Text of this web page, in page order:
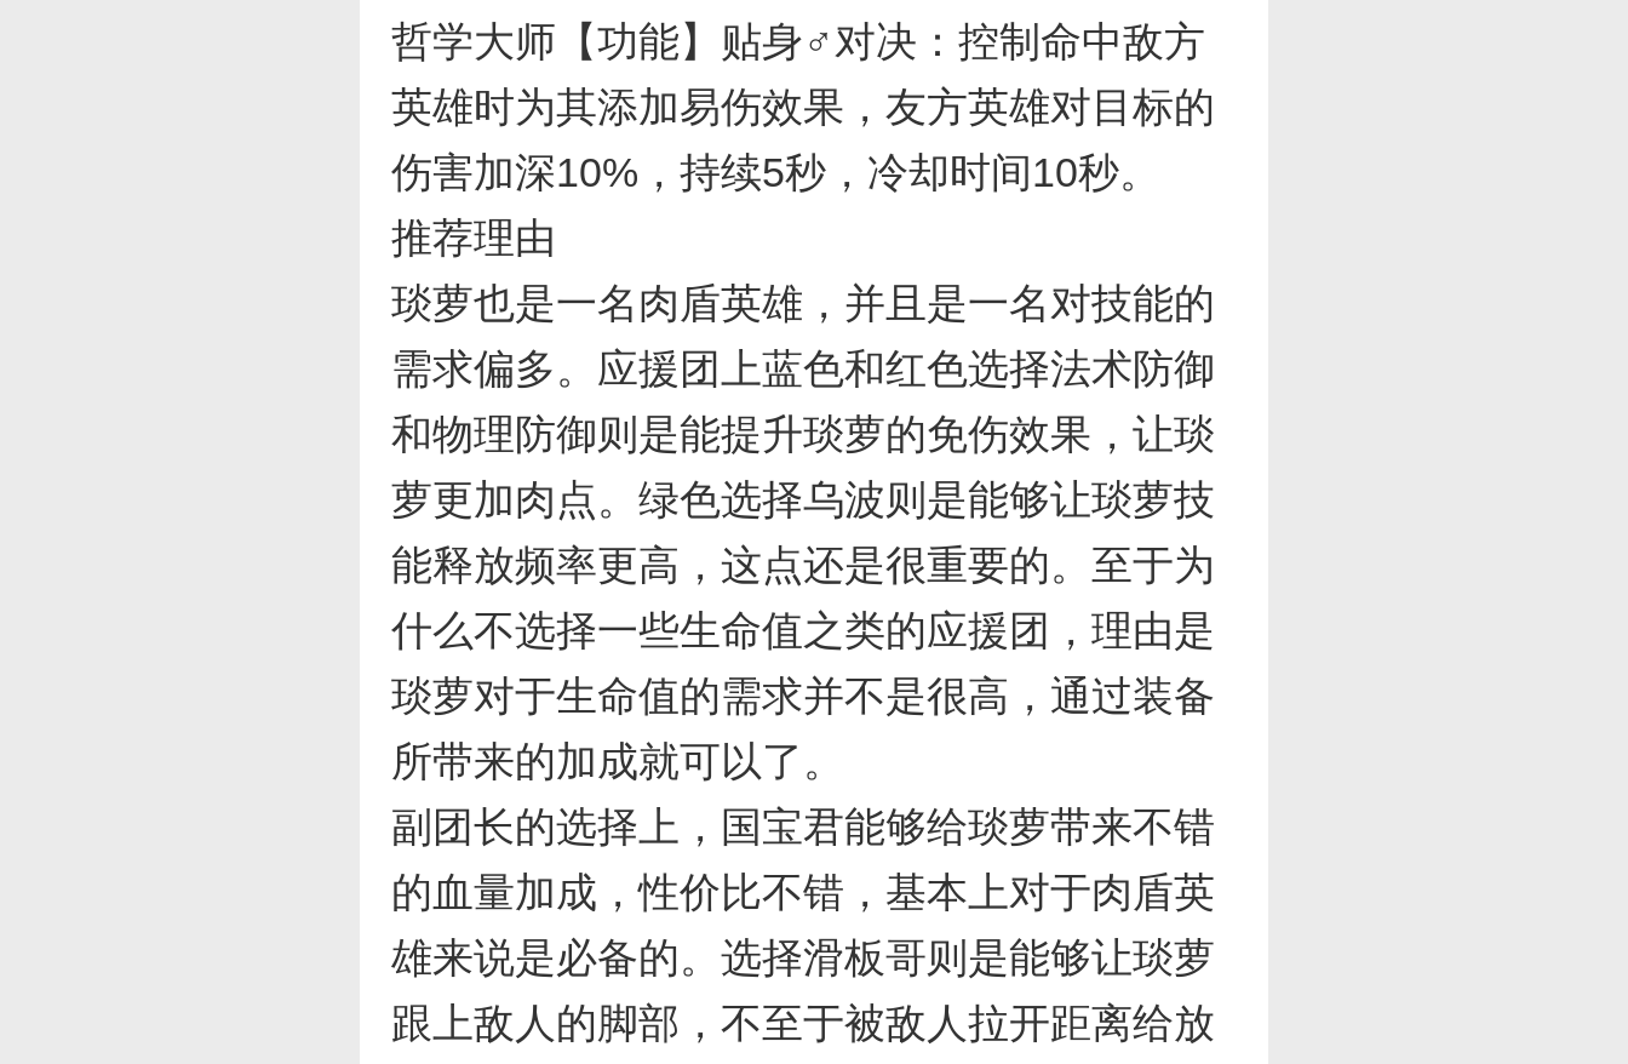
哲学大师【功能】贴身♂对决：控制命中敌方
英雄时为其添加易伤效果，友方英雄对目标的
伤害加深10%，持续5秒，冷却时间10秒。
推荐理由
琰萝也是一名肉盾英雄，并且是一名对技能的
需求偏多。应援团上蓝色和红色选择法术防御
和物理防御则是能提升琰萝的免伤效果，让琰
萝更加肉点。绿色选择乌波则是能够让琰萝技
能释放频率更高，这点还是很重要的。至于为
什么不选择一些生命值之类的应援团，理由是
琰萝对于生命值的需求并不是很高，通过装备
所带来的加成就可以了。
副团长的选择上，国宝君能够给琰萝带来不错
的血量加成，性价比不错，基本上对于肉盾英
雄来说是必备的。选择滑板哥则是能够让琰萝
跟上敌人的脚部，不至于被敌人拉开距离给放